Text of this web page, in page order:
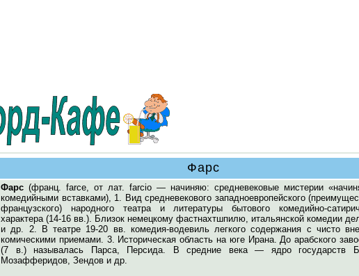
Фарс
Фарс (франц. farce, от лат. farcio — начиняю: средневековые мистерии
комедийными вставками), 1. Вид средневекового западноевропейского
французского) народного театра и литературы бытового комедийно-
характера (14-16 вв.). Близок немецкому фастнахтшпилю, итальянской комедии
и др. 2. В театре 19-20 вв. комедия-водевиль легкого содержания с чисто
комическими приемами. 3. Историческая область на юге Ирана. До арабского
(7 в.) называлась Парса, Персида. В средние века — ядро государств
Мозафферидов, Зендов и др.